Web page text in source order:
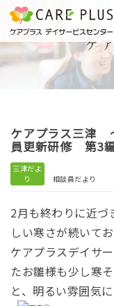
こんな方に
おすすめ
一日体験
実践報告
ケアプラス三津
員更新研修 第3編
三津だよ
り
相談員だより
2月も終わりに近
しい寒さが続いてお
ケアプラスデイサ
たお雛様も少し寒
と、明るい雰囲気